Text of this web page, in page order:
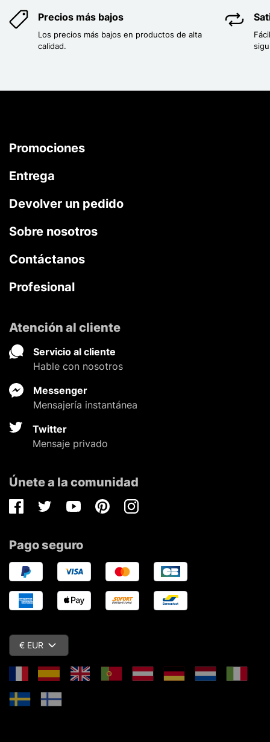
Precios más bajos
Los precios más bajos en productos de alta
calidad.
Promociones
Entrega
Devolver un pedido
Sobre nosotros
Contáctanos
Profesional
Atención al cliente
Servicio al cliente
Hable con nosotros
Messenger
Mensajería instantánea
Twitter
Mensaje privado
Únete a la comunidad
FacebookTwitterYoutubePinterestInstagram
Pago seguro
€ EUR